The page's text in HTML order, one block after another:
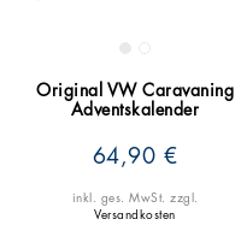
Original VW Caravaning
Adventskalender
64,90 €
inkl. ges. MwSt. zzgl.
Versandkosten